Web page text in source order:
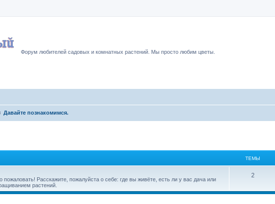
Форум любителей садовых и комнатных растений. Мы просто любим цветы.
Давайте познакомимся.
ТЕМЫ
Расскажите, пожалуйста о себе: где вы живёте, есть ли у вас дача или
растений.
2